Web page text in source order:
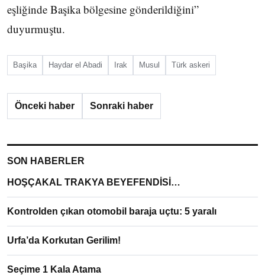
eşliğinde Başika bölgesine gönderildiğini”
duyurmuştu.
Başika Haydar el Abadi Irak Musul Türk askeri
Önceki haber Sonraki haber
SON HABERLER
HOŞÇAKAL TRAKYA BEYEFENDİSİ…
Kontrolden çıkan otomobil baraja uçtu: 5 yaralı
Urfa’da Korkutan Gerilim!
Seçime 1 Kala Atama